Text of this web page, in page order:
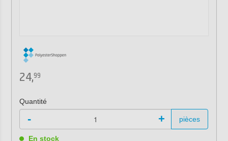
24,99
Quantité
- + pièces
En stock